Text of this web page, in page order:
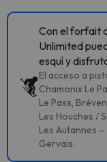
Con el forfait
Unlimited
esquí y
El acceso a
Chamonix Le
Le Pass,
Les Houches /
Les Autannes
Gervais.